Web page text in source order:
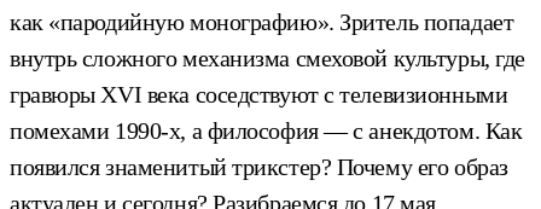
как «пародийную монографию». Зритель попадает
внутрь сложного механизма смеховой культуры, где
гравюры XVI века соседствуют с телевизионными
помехами 1990-х, а философия — с анекдотом. Как
появился знаменитый трикстер? Почему его образ
актуален и сегодня? Разибраемся до 17 мая.